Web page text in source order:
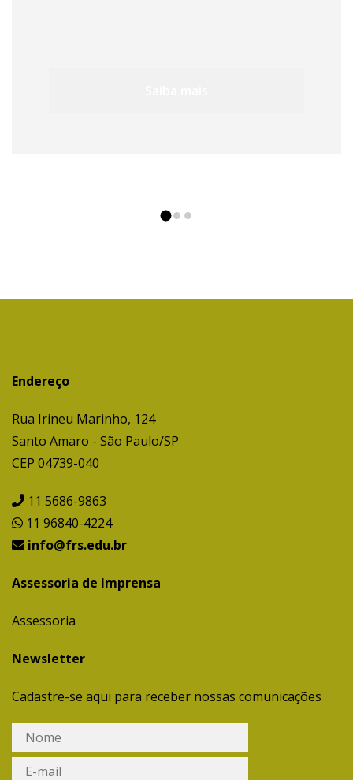
Endereço
Rua Irineu Marinho, 124
Santo Amaro - São Paulo/SP
CEP 04739-040
11 5686-9863
11 96840-4224
info@frs.edu.br
Assessoria de Imprensa
Assessoria
Newsletter
Cadastre-se aqui para receber nossas comunicações